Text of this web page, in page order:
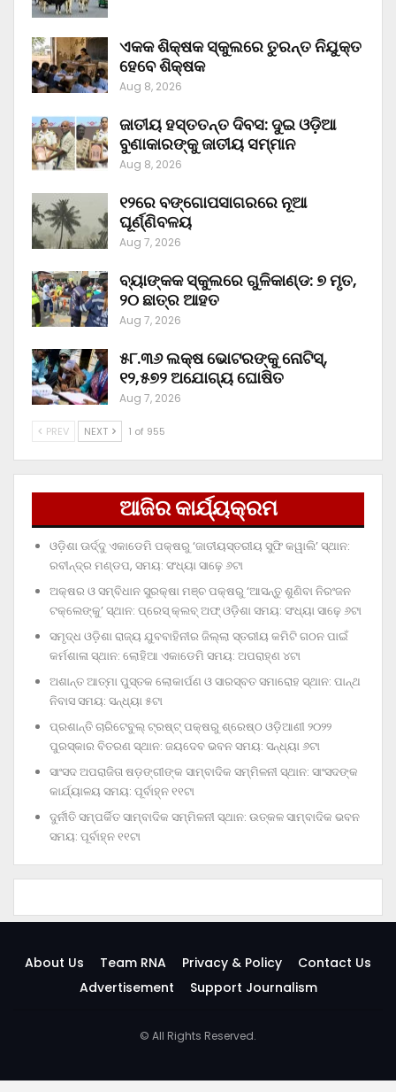
ଏକକ ଶିକ୍ଷକ ସ୍କୁଲରେ ତୁରନ୍ତ ନିଯୁକ୍ତ
ହେବେ ଶିକ୍ଷକ
Aug 8, 2026
ଜାତୀୟ ହସ୍ତତନ୍ତ ଦିବସ: ଦୁଇ ଓଡ଼ିଆ
ବୁଣାକାରଙ୍କୁ ଜାତୀୟ ସମ୍ମାନ
Aug 8, 2026
୧୨ରେ ବଙ୍ଗୋପସାଗରରେ ନୂଆ
ଘୂର୍ଣ୍ଣିବଳୟ
Aug 7, 2026
ବ୍ୟାଙ୍କକ ସ୍କୁଲରେ ଗୁଳିକାଣ୍ଡ: ୭ ମୃତ,
୨୦ ଛାତ୍ର ଆହତ
Aug 7, 2026
୫୮.୩୬ ଲକ୍ଷ ଭୋଟରଙ୍କୁ ନୋଟିସ୍‌,
୧୨,୫୭୨ ଅଯୋଗ୍ୟ ଘୋଷିତ
Aug 7, 2026
PREV NEXT 1 of 955
ଆଜିର କାର୍ଯ୍ୟକ୍ରମ
ଓଡ଼ିଶା ଊର୍ଦ୍ଦୁ ଏକାଡେମି ପକ୍ଷରୁ ‘ଜାତୀୟସ୍ତରୀୟ ସୁଫି କୱାଲି’ ସ୍ଥାନ:
ରବୀନ୍ଦ୍ର ମଣ୍ଡପ, ସମୟ: ସଂଧ୍ୟା ସାଢ଼େ ୬ଟା
ଅକ୍ଷର ଓ ସମ୍ବିଧାନ ସୁରକ୍ଷା ମଞ୍ଚ ପକ୍ଷରୁ ‘ଆସନ୍ତୁ ଶୁଣିବା ନିରଂଜନ
ଟକ୍‌ଲେଙ୍କୁ’ ସ୍ଥାନ: ପ୍ରେସ୍‌ କ୍ଲବ୍‌ ଅଫ୍‌ ଓଡ଼ିଶା ସମୟ: ସଂଧ୍ୟା ସାଢ଼େ ୬ଟା
ସମୃଦ୍ଧ ଓଡ଼ିଶା ରାଜ୍ୟ ଯୁବବାହିନୀର ଜିଲ୍ଲା ସ୍ତରୀୟ କମିଟି ଗଠନ ପାଇଁ
କର୍ମଶାଳା ସ୍ଥାନ: ଲୋହିଆ ଏକାଡେମି ସମୟ: ଅପରାହ୍‌ଣ ୪ଟା
ଅଶାନ୍ତ ଆତ୍ମା ପୁସ୍ତକ ଲୋକାର୍ପଣ ଓ ସାରସ୍ବତ ସମାରୋହ ସ୍ଥାନ: ପାନ୍ଥ
ନିବାସ ସମୟ: ସନ୍ଧ୍ୟା ୫ଟା
ପ୍ରଶାନ୍ତି ଚାରିଟେବୁଲ୍‌ ଟ୍ରଷ୍ଟ୍‌ ପକ୍ଷରୁ ଶ୍ରେଷ୍ଠ ଓଡ଼ିଆଣୀ ୨୦୨୨
ପୁରସ୍କାର ବିତରଣ ସ୍ଥାନ: ଜୟଦେବ ଭବନ ସମୟ: ସନ୍ଧ୍ୟା ୬ଟା
ସାଂସଦ ଅପରାଜିତା ଷଡ଼ଙ୍ଗୀଙ୍କ ସାମ୍ବାଦିକ ସମ୍ମିଳନୀ ସ୍ଥାନ: ସାଂସଦଙ୍କ
କାର୍ଯ୍ୟାଳୟ ସମୟ: ପୂର୍ବାହ୍ନ ୧୧ଟା
ଦୁର୍ନୀତି ସମ୍ପର୍କିତ ସାମ୍ବାଦିକ ସମ୍ମିଳନୀ ସ୍ଥାନ: ଉତ୍କଳ ସାମ୍ବାଦିକ ଭବନ
ସମୟ: ପୂର୍ବାହ୍ନ ୧୧ଟା
About Us Team RNA Privacy & Policy
Contact Us
Advertisement
Support Journalism
© All Rights Reserved.